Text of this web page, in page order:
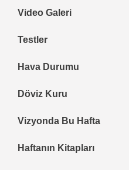
Video Galeri
Testler
Hava Durumu
Döviz Kuru
Vizyonda Bu Hafta
Haftanın Kitapları